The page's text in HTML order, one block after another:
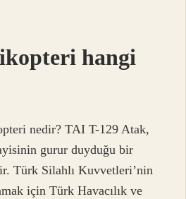
hangi
nedir? TAI T-129 Atak,
gurur duyduğu bir
Türk Silahlı Kuvvetleri’nin
için Türk Havacılık ve